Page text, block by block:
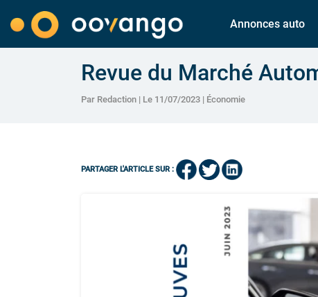
Annonces auto
Revue du Marché
Par Redaction | Le 11/07/2023 | Économie
PARTAGER L'ARTICLE SUR :